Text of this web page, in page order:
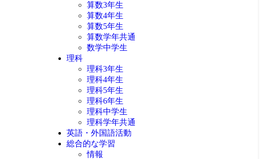
算数3年生
算数4年生
算数5年生
算数学年共通
数学中学生
理科
理科3年生
理科4年生
理科5年生
理科6年生
理科中学生
理科学年共通
英語・外国語活動
総合的な学習
情報